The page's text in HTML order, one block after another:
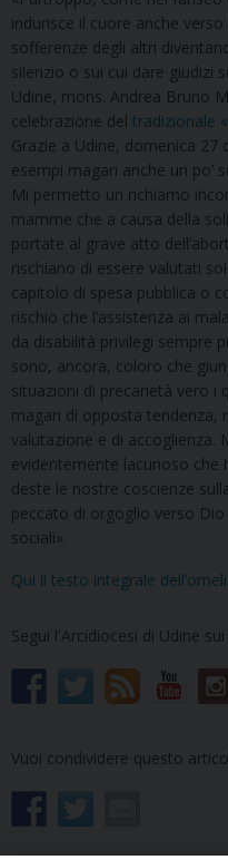
indurisce il cuore anche
sofferenze degli altri
silenzio o sui cui dare giudizi
Udine, mons. Andrea Bruno
celebrazione del tradizionale
Grazie a Udine, domenica
esempi magari anche un po’
Mi permetto un richiamo
mamme che a causa della
portate al grave atto
rischiano di essere valutati
capitolo di spesa pubblica o
rischio che l’assistenza ai
da disabilità privilegi sempre
sono, ancora, coloro che
situazioni di precarietà vero i
magari di opposta tendenza,
valutazione e di accoglienza.
evidentemente lacunoso
deste le nostre coscienze
peccato di orgoglio verso
sociali».
Qui il testo integrale
Segui l'Arcidiocesi di Udine
Vuoi condividere questo